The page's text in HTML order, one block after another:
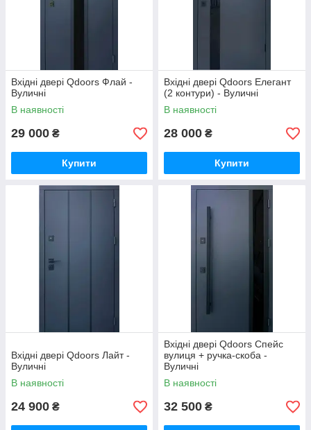
Вхідні двері Qdoors Флай -
Вуличні
В наявності
29 000 ₴
Купити
Вхідні двері Qdoors Елегант
(2 контури) - Вуличні
В наявності
28 000 ₴
Купити
Вхідні двері Qdoors Лайт -
Вуличні
В наявності
24 900 ₴
Вхідні двері Qdoors Спейс
вулиця + ручка-скоба -
Вуличні
В наявності
32 500 ₴